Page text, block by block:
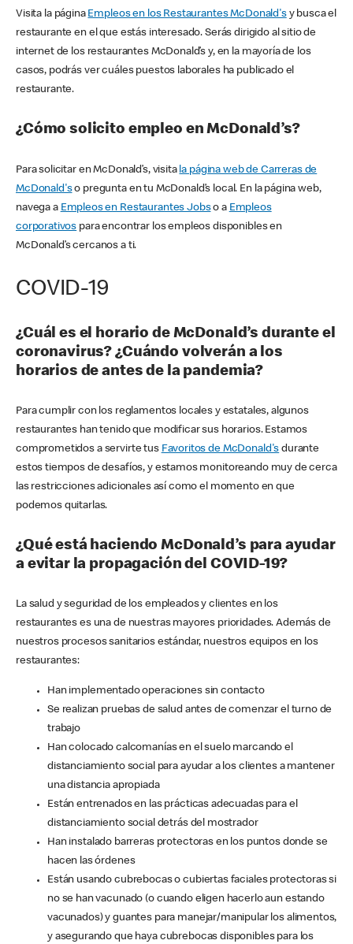
Visita la página Empleos en los Restaurantes McDonald'sy busca el
restaurante en el que estás interesado. Serás dirigido al sitio de
internet de los restaurantes McDonald’s y, en la mayoría de los
casos, podrás ver cuáles puestos laborales ha publicado el
restaurante.
¿Cómo solicito empleo en McDonald’s?
Para solicitar en McDonald’s, visita la página web de Carreras de
McDonald'so pregunta en tu McDonald’s local. En la página web,
navega a Empleos en Restaurantes Jobso a Empleos
corporativos para encontrar los empleos disponibles en
McDonald’s cercanos a ti.
COVID-19
¿Cuál es el horario de McDonald’s durante el
coronavirus? ¿Cuándo volverán a los
horarios de antes de la pandemia?
Para cumplir con los reglamentos locales y estatales, algunos
restaurantes han tenido que modificar sus horarios. Estamos
comprometidos a servirte tus Favoritos de McDonald's durante
estos tiempos de desafíos, y estamos monitoreando muy de cerca
las restricciones adicionales así como el momento en que
podemos quitarlas.
¿Qué está haciendo McDonald’s para ayudar
a evitar la propagación del COVID-19?
La salud y seguridad de los empleados y clientes en los
restaurantes es una de nuestras mayores prioridades. Además de
nuestros procesos sanitarios estándar, nuestros equipos en los
restaurantes:
Han implementado operaciones sin contacto
Se realizan pruebas de salud antes de comenzar el turno de
trabajo
Han colocado calcomanías en el suelo marcando el
distanciamiento social para ayudar a los clientes a mantener
una distancia apropiada
Están entrenados en las prácticas adecuadas para el
distanciamiento social detrás del mostrador
Han instalado barreras protectoras en los puntos donde se
hacen las órdenes
Están usando cubrebocas o cubiertas faciales protectoras si
no se han vacunado (o cuando eligen hacerlo aun estando
vacunados) y guantes para manejar/manipular los alimentos,
y asegurando que haya cubrebocas disponibles para los